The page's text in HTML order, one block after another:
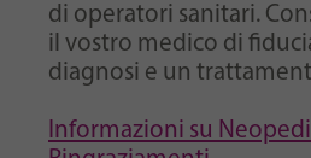
di operatori sanitari.
il vostro medico di
diagnosi e un
Informazioni su